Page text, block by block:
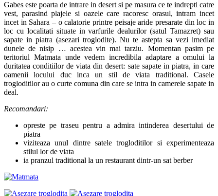
Gabes este poarta de intrare in desert si pe masura ce te indrepti catre
vest, parasind plajele si oazele care racoresc orasul, intram incet
incet in Sahara – o calatorie printre peisaje aride presarate din loc in
loc cu localitati situate in varfurile dealurilor (satul Tamazret) sau
sapate in piatra (asezari troglodite). Nu te astepta sa vezi imediat
dunele de nisip … acestea vin mai tarziu. Momentan pasim pe
teritoriul Matmata unde vedem incredibila adaptare a omului la
duritatea conditiilor de viata din desert: sate sapate in piatra, in care
oamenii locului duc inca un stil de viata traditional. Casele
trogloditilor au o curte comuna din care se intra in camerele sapate in
deal.
Recomandari:
opreste pe traseu pentru a admira intinderea desertului de
piatra
viziteaza unul dintre satele trogloditilor si experimenteaza
stilul lor de viata
ia pranzul traditional la un restaurant dintr-un sat berber